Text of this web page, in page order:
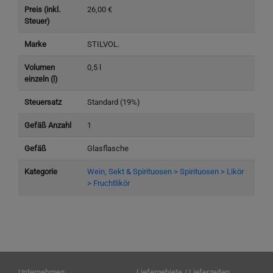
Preis (inkl.
Steuer)
26,00 €
Marke STILVOL.
Volumen
einzeln (l)
0,5 l
Steuersatz Standard (19%)
Gefäß Anzahl 1
Gefäß Glasflasche
Kategorie
Wein, Sekt & Spirituosen > Spirituosen > Likör
> Fruchtlikör